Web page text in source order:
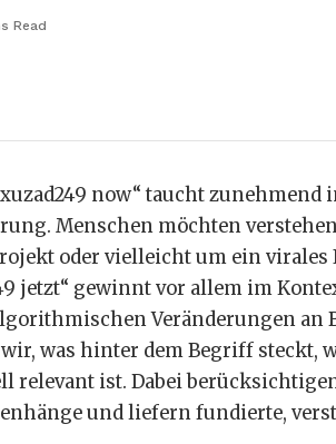
Read
now“ taucht zunehmend
Menschen möchten
oder vielleicht um ein
jetzt“ gewinnt vor allem im
Veränderungen an
was hinter dem Begriff steckt,
relevant ist. Dabei
und liefern fundierte,